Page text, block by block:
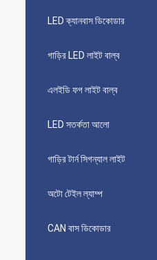
LED ক্যানবাস ডিকোডার
গাড়ির LED লাইট বাল্ব
এলইডি ফগ লাইট বাল্ব
LED সতর্কতা আলো
গাড়ির টার্ন সিগন্যাল লাইট
অটো টেইল ল্যাম্প
CAN বাস ডিকোডার